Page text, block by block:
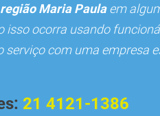
região Maria Paulaem
isso ocorra usando
serviço com uma empresa
21 4121-1386